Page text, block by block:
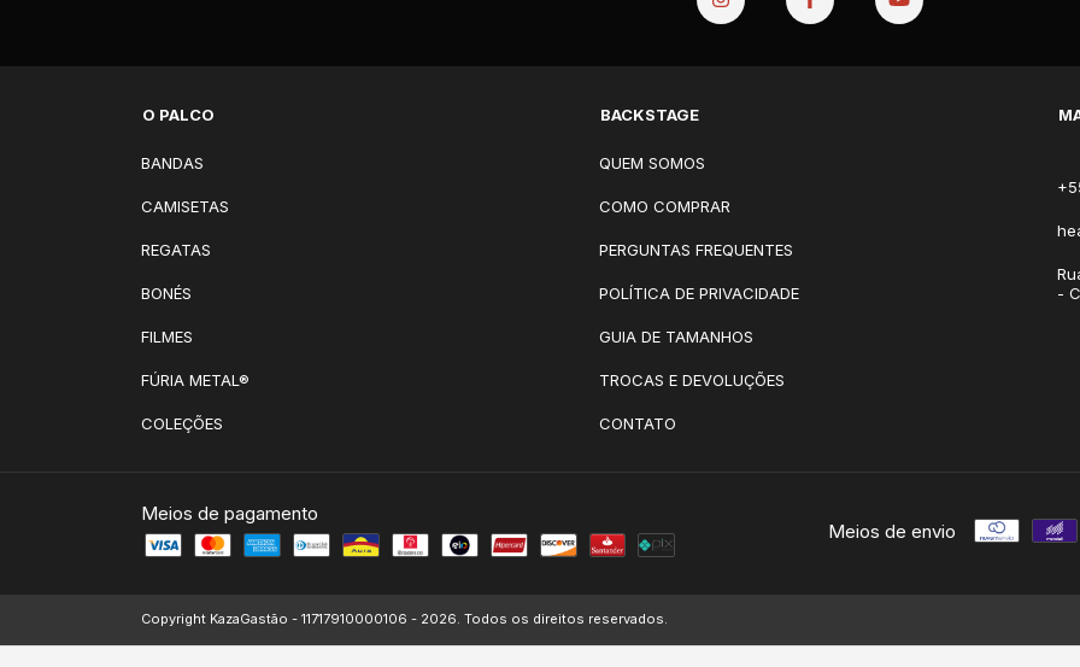
O PALCO
BANDAS
CAMISETAS
REGATAS
BONÉS
FILMES
FÚRIA METAL®
COLEÇÕES
BACKSTAGE
QUEM SOMOS
COMO COMPRAR
PERGUNTAS FREQUENTES
POLÍTICA DE PRIVACIDADE
GUIA DE TAMANHOS
TROCAS E DEVOLUÇÕES
CONTATO
-
Meios de pagamento
Meios de envio
Copyright KazaGastão - 11717910000106 - 2026. Todos os direitos reservados.